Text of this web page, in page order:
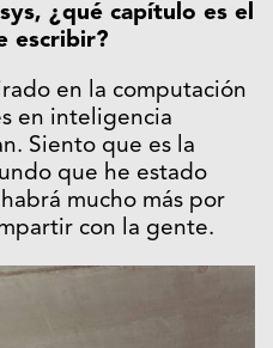
¿qué capítulo es el
escribir?
en la computación
en inteligencia
Siento que es la
que he estado
mucho más por
con la gente.